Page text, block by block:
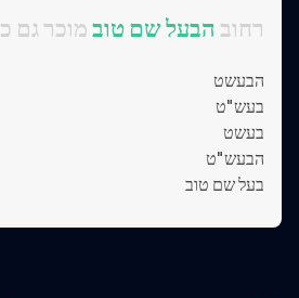
:רחוב הבעל שם טובמוכר גם כ
הבעשט
בעש"ט
בעשט
הבעש"ט
בעל שם טוב